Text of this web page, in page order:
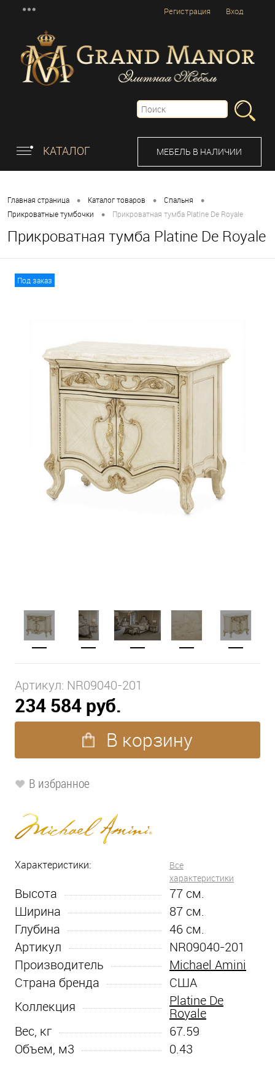
Вход
Регистрация
КАТАЛОГ МЕБЕЛЬ В НАЛИЧИИ
Главная страница • Каталог товаров • Спальня •
Прикроватные тумбочки • Прикроватная тумба Platine De Royale
Прикроватная тумба Platine De Royale
Под заказ
Артикул: NR09040-201
234 584 руб.
В корзину
В избранное
Характеристики:
Все
характеристики
Высота 77 см.
Ширина
87 см.
Глубина
46 см.
Артикул
NR09040-201
Производитель
Michael Amini
Страна бренда
США
Коллекция
Platine De
Royale
Вес, кг
67.59
Объем, м3
0.43